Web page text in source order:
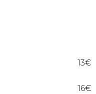
13€
16€